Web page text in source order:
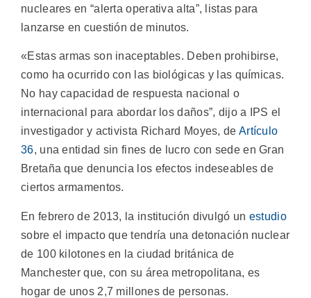
nucleares en “alerta operativa alta”, listas para
lanzarse en cuestión de minutos.
«Estas armas son inaceptables. Deben prohibirse,
como ha ocurrido con las biológicas y las químicas.
No hay capacidad de respuesta nacional o
internacional para abordar los daños”, dijo a IPS el
investigador y activista Richard Moyes, de Artículo
36, una entidad sin fines de lucro con sede en Gran
Bretaña que denuncia los efectos indeseables de
ciertos armamentos.
En febrero de 2013, la institución divulgó un estudio
sobre el impacto que tendría una detonación nuclear
de 100 kilotones en la ciudad británica de
Manchester que, con su área metropolitana, es
hogar de unos 2,7 millones de personas.